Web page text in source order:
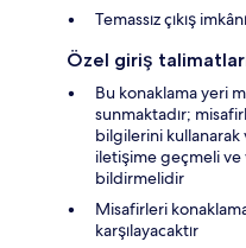
Temassız çıkış imkânı
Özel giriş
Bu konaklama yeri
sunmaktadır;
bilgilerini kullanarak
iletişime geçmeli ve
bildirmelidir
Misafirleri
karşılayacaktır